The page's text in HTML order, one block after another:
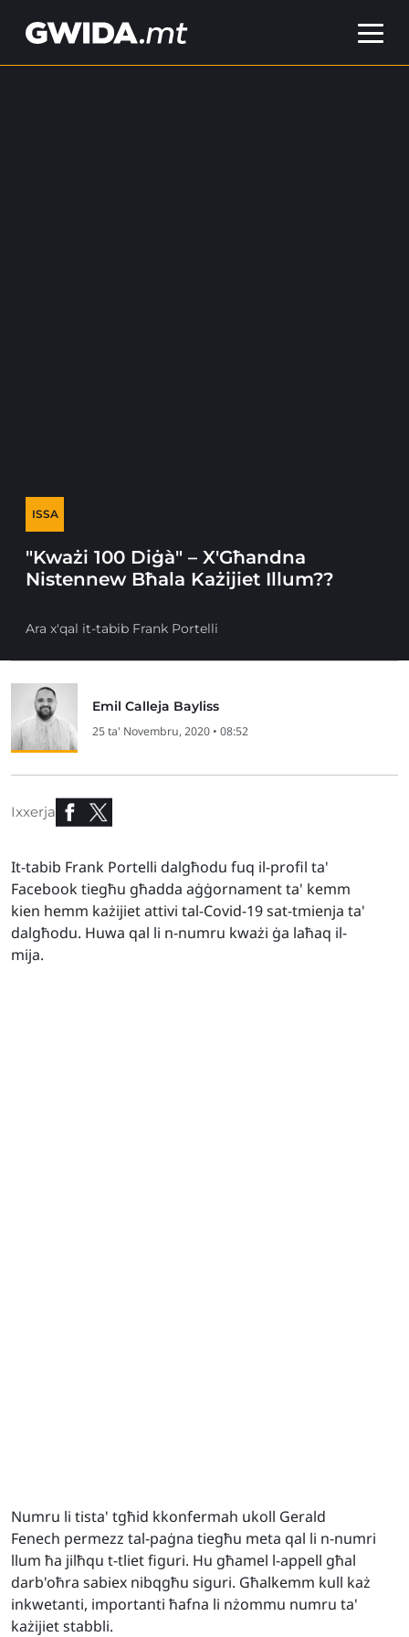
ISSA
"Kważi 100 Diġà" – X'Għandna
Nistennew Bħala Każijiet Illum??
Ara x'qal it-tabib Frank Portelli
Emil Calleja Bayliss
25 ta' Novembru, 2020 • 08:52
Ixxerja
It-tabib Frank Portelli dalgħodu fuq il-profil ta'
Facebook tiegħu għadda aġġornament ta' kemm
kien hemm każijiet attivi tal-Covid-19 sat-tmienja ta'
dalgħodu. Huwa qal li n-numru kważi ġa laħaq il-
mija.
Numru li tista' tgħid kkonfermah ukoll Gerald
Fenech permezz tal-paġna tiegħu meta qal li n-numri
llum ħa jilħqu t-tliet figuri. Hu għamel l-appell għal
darb'oħra sabiex nibqgħu siguri. Għalkemm kull każ
inkwetanti, importanti ħafna li nżommu numru ta'
każijiet stabbli.